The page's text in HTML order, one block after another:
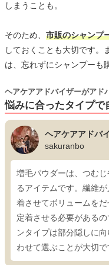
しまうことも。
そのため、 市販のシャンプ
しておくことも大切です。
は、忘れずにシャンプーも
悩みに合ったタイプで
ヘアケアアドバイザーがアド
ヘアケアアドバ
sakuranbo
増毛パウダーは、つむ
るアイテムです。繊維
着させてボリュームを
定着させる必要がある
ンタイプは部分隠しに
わせて選ぶことが大切で